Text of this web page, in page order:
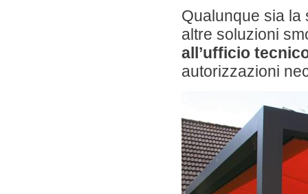
Qualunque sia la
altre soluzioni
all’ufficio
autorizzazioni